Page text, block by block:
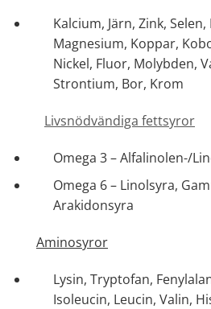
Kalcium, Järn, Zink,
Magnesium, Koppar,
Nickel, Fluor, Molybden,
Strontium, Bor, Krom
Livsnödvändiga fettsyror
Omega 3 – Alfalinolen-/
Omega 6 – Linolsyra,
Arakidonsyra
Aminosyror
Lysin, Tryptofan,
Isoleucin, Leucin, Valin,